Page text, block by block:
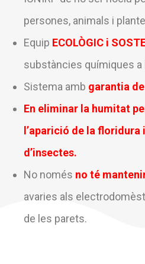
persones, animals i
Equip ECOLÒGIC i
substàncies químiques a
Sistema amb garantia
En eliminar la humitat
l’aparició de la
d’insectes.
No només no té
avaries als
de les parets.